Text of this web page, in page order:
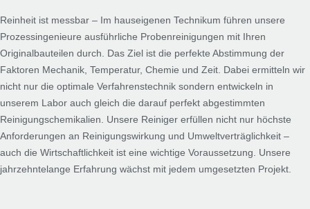
Reinheit ist messbar – Im hauseigenen Technikum führen unsere
Prozessingenieure ausführliche Probenreinigungen mit Ihren
Originalbauteilen durch. Das Ziel ist die perfekte Abstimmung der
Faktoren Mechanik, Temperatur, Chemie und Zeit. Dabei ermitteln wir
nicht nur die optimale Verfahrenstechnik sondern entwickeln in
unserem Labor auch gleich die darauf perfekt abgestimmten
Reinigungschemikalien. Unsere Reiniger erfüllen nicht nur höchste
Anforderungen an Reinigungswirkung und Umweltverträglichkeit –
auch die Wirtschaftlichkeit ist eine wichtige Voraussetzung. Unsere
jahrzehntelange Erfahrung wächst mit jedem umgesetzten Projekt.